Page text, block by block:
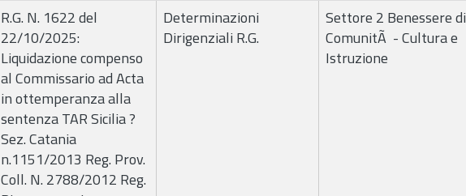
R.G. N. 1622 del
22/10/2025:
Liquidazione compenso
al Commissario ad Acta
in ottemperanza alla
sentenza TAR Sicilia ?
Sez. Catania
n.1151/2013 Reg. Prov.
Coll. N. 2788/2012 Reg.
Determinazioni
Dirigenziali R.G.
Settore 2 Benessere di
ComunitÃ - Cultura e
Istruzione